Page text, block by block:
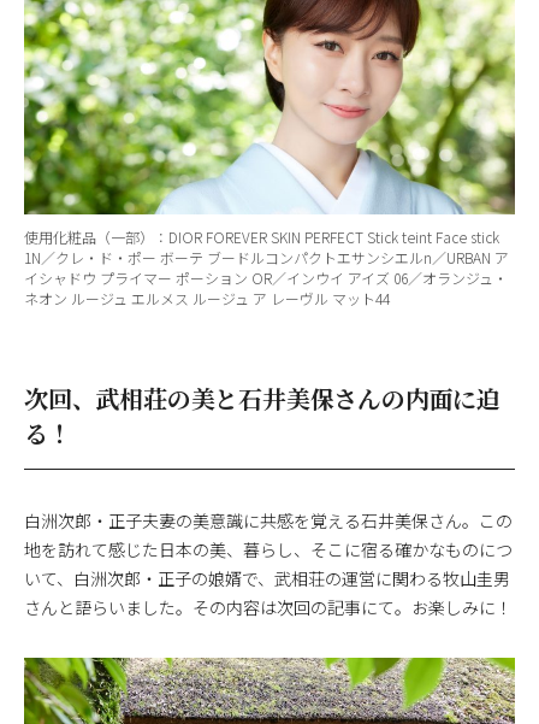
使用化粧品（一部）：DIOR FOREVER SKIN PERFECT Stick teint Face stick
1N／クレ・ド・ポー ボーテ ブードルコンパクトエサンシエルn／URBAN ア
イシャドウ プライマー ポーション OR／インウイ アイズ 06／オランジュ・
ネオン ルージュ エルメス ルージュ ア レーヴル マット44
次回、武相荘の美と石井美保さんの内面に迫
る！
白洲次郎・正子夫妻の美意識に共感を覚える石井美保さん。この
地を訪れて感じた日本の美、暮らし、そこに宿る確かなものにつ
いて、白洲次郎・正子の娘婿で、武相荘の運営に関わる牧山圭男
さんと語らいました。その内容は次回の記事にて。お楽しみに！